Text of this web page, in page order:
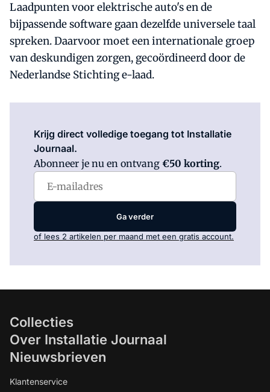
Laadpunten voor elektrische auto's en de
bijpassende software gaan dezelfde universele taal
spreken. Daarvoor moet een internationale groep
van deskundigen zorgen, gecoördineerd door de
Nederlandse Stichting e-laad.
Krijg direct volledige toegang tot Installatie
Journaal.
Abonneer je nu en ontvang €50 korting.
Ga verder
of lees 2 artikelen per maand met een gratis account.
Collecties
Over Installatie Journaal
Nieuwsbrieven
Klantenservice